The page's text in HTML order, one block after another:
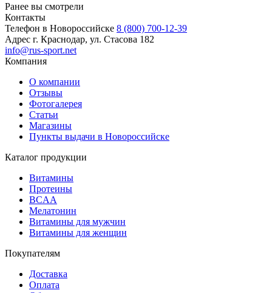
Очищенная вода-носитель; лимонная кислота-регулятор
кислотности; цикламат натрия,аспартам,ацесульфам
К,сахаринат натрия-подсластители; абрикосовый аромат;
сорбат калия,бензоат натрия-консерванты.
Способ применения:
Принимать 12,5 мл препарата 1 раз в день за полчаса приема
пищи или тренировки. Перед употреблением взбалтывать.
Ранее вы смотрели
Контакты
Телефон в Новороссийске 8 (800) 700-12-39
Адрес г. Краснодар, ул. Стасова 182
info@rus-sport.net
Компания
О компании
Отзывы
Фотогалерея
Статьи
Магазины
Пункты выдачи в Новороссийске
Каталог продукции
Витамины
Протеины
BCAA
Мелатонин
Витамины для мужчин
Витамины для женщин
Покупателям
Доставка
Оплата